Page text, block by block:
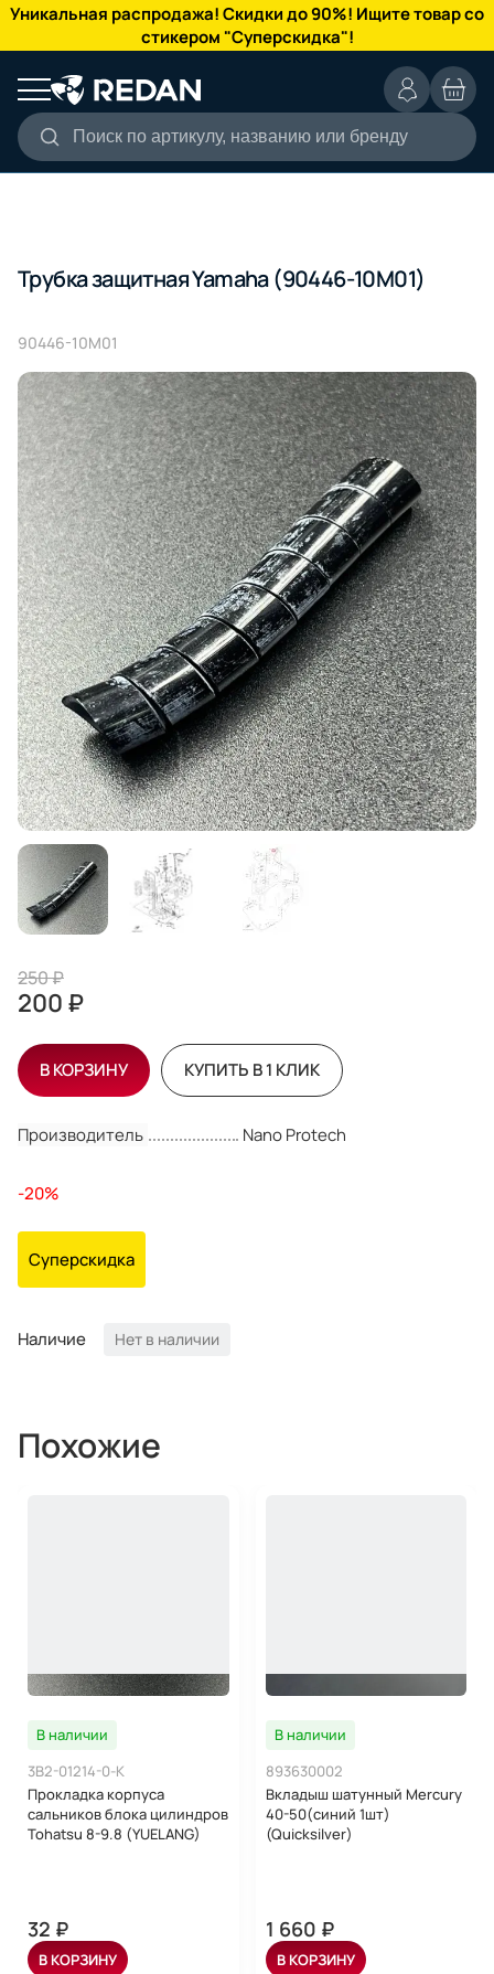
Уникальная распродажа! Скидки до 90%! Ищите товар со
стикером "Суперскидка"!
Поиск по артикулу, названию или бренду
КАТАЛОГ
Трубка защитная Yamaha (90446-10M01)
90446-10M01
Производитель Nano Protech
-20%
Суперскидка
Наличие Нет в наличии
250 ₽
200 ₽
В КОРЗИНУ КУПИТЬ В 1 КЛИК
Похожие
В наличии
3B2-01214-0-K
Прокладка корпуса
сальников блока цилиндров
Tohatsu 8-9.8 (YUELANG)
32 ₽
В КОРЗИНУ
В наличии
893630002
Вкладыш шатунный Mercury
40-50(синий 1шт)
(Quicksilver)
1 660 ₽
В КОРЗИНУ